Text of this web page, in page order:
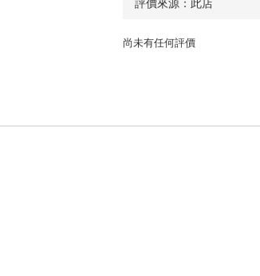
尚未有任何評價